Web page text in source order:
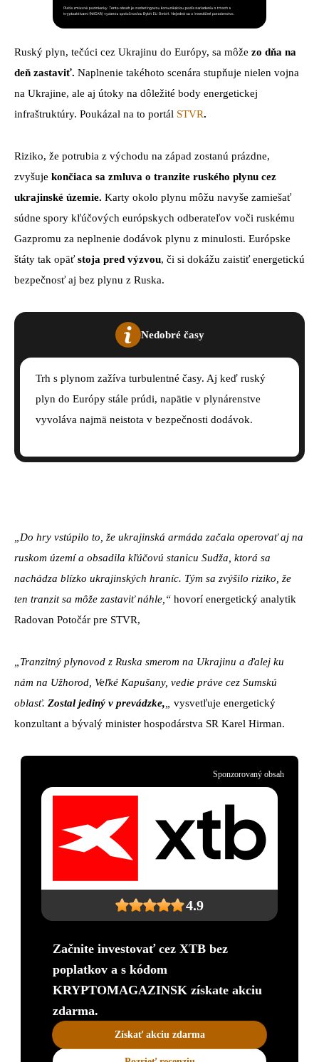
Ruský plyn, tečúci cez Ukrajinu do Európy, sa môže zo dňa na
deň zastaviť. Naplnenie takéhoto scenára stupňuje nielen vojna
na Ukrajine, ale aj útoky na dôležité body energetickej
infraštruktúry. Poukázal na to portál STVR.
Riziko, že potrubia z východu na západ zostanú prázdne,
zvyšuje končiaca sa zmluva o tranzite ruského plynu cez
ukrajinské územie. Karty okolo plynu môžu navyše zamiešať
súdne spory kľúčových európskych odberateľov voči ruskému
Gazpromu za neplnenie dodávok plynu z minulosti. Európske
štáty tak opäť stoja pred výzvou, či si dokážu zaistiť energetickú
bezpečnosť aj bez plynu z Ruska.
Nedobré časy
Trh s plynom zažíva turbulentné časy. Aj keď ruský
plyn do Európy stále prúdi, napätie v plynárenstve
vyvoláva najmä neistota v bezpečnosti dodávok.
„Do hry vstúpilo to, že ukrajinská armáda začala operovať aj na
ruskom území a obsadila kľúčovú stanicu Sudža, ktorá sa
nachádza blízko ukrajinských hraníc. Tým sa zvýšilo riziko, že
ten tranzit sa môže zastaviť náhle,“ hovorí energetický analytik
Radovan Potočár pre STVR,
„Tranzitný plynovod z Ruska smerom na Ukrajinu a ďalej ku
nám na Užhorod, Veľké Kapušany, vedie práve cez Sumskú
oblasť. Zostal jediný v prevádzke,
vysvetľuje energetický
konzultant a bývalý minister hospodárstva SR Karel Hirman.
4.9
Začnite investovať cez XTB bez
poplatkov a s kódom
KRYPTOMAGAZINSK získate akciu
zdarma.
Získať akciu zdarma
Sponzorovaný obsah